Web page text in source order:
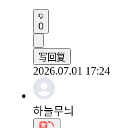
0
写回复
2026.07.01 17:24
하늘무늬